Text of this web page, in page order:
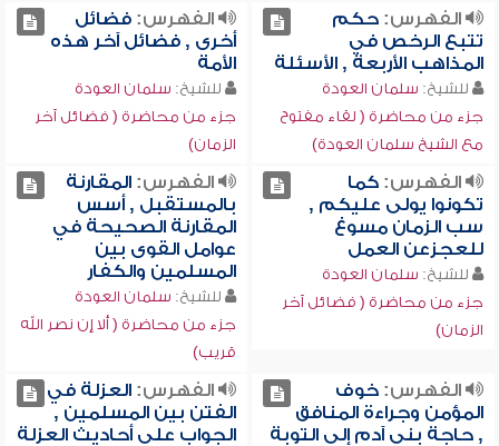
الفهرس:حكم
تتبع الرخص في
المذاهب الأربعة , الأسئلة
للشيخ: سلمان العودة
جزء من محاضرة ( لقاء مفتوح
مع الشيخ سلمان العودة)
الفهرس:فضائل
أخرى , فضائل آخر هذه
الأمة
للشيخ: سلمان العودة
جزء من محاضرة ( فضائل آخر
الزمان)
الفهرس:كما
تكونوا يولى عليكم ,
سب الزمان مسوغ
للعجزعن العمل
للشيخ: سلمان العودة
جزء من محاضرة ( فضائل آخر
الزمان)
الفهرس:المقارنة
بالمستقبل , أسس
المقارنة الصحيحة في
عوامل القوى بين
المسلمين والكفار
للشيخ: سلمان العودة
جزء من محاضرة ( ألا إن نصر الله
قريب)
الفهرس:خوف
المؤمن وجراءة المنافق
, حاجة بني آدم إلى التوبة
الفهرس:العزلة في
الفتن بين المسلمين ,
الجواب على أحاديث العزلة